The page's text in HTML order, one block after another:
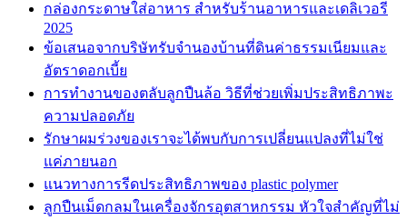
กล่องกระดาษใส่อาหาร สำหรับร้านอาหารและเดลิเวอรี
2025
ข้อเสนอจากบริษัทรับจำนองบ้านที่ดินค่าธรรมเนียมและ
อัตราดอกเบี้ย
การทำงานของตลับลูกปืนล้อ วิธีที่ช่วยเพิ่มประสิทธิภาพะ
ความปลอดภัย
รักษาผมร่วงของเราจะได้พบกับการเปลี่ยนแปลงที่ไม่ใช่
แค่ภายนอก
แนวทางการรีดประสิทธิภาพของ plastic polymer
ลูกปืนเม็ดกลมในเครื่องจักรอุตสาหกรรม หัวใจสำคัญที่ไม่